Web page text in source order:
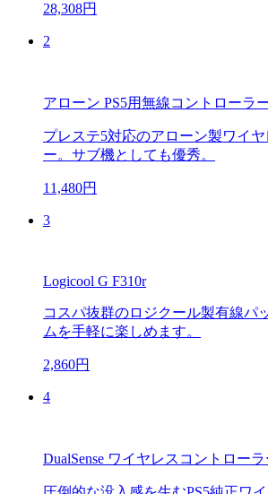
28,308円
2
アローン PS5用無線コントローラ
プレステ5対応のアローン製ワイ
ー。サブ機としても優秀。
11,480円
3
Logicool G F310r
コスパ抜群のロジクール製有線パ
ムを手軽に楽しめます。
2,860円
4
DualSense ワイヤレスコントローラ